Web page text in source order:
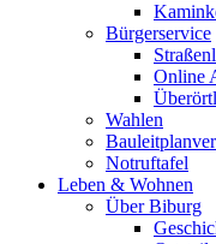
Bürgerservice
Online
Wahlen
Notruftafel
Leben & Wohnen
Über Biburg